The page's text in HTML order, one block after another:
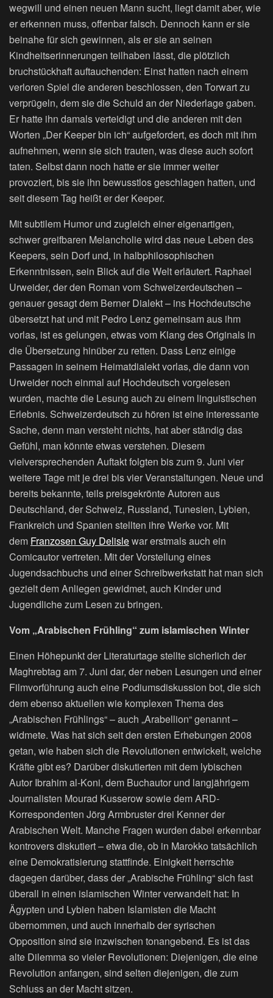
wegwill und einen neuen Mann sucht, liegt damit aber, wie
er erkennen muss, offenbar falsch. Dennoch kann er sie
beinahe für sich gewinnen, als er sie an seinen
Kindheitserinnerungen teilhaben lässt, die plötzlich
bruchstückhaft auftauchenden: Einst hatten nach einem
verloren Spiel die anderen beschlossen, den Torwart zu
verprügeln, dem sie die Schuld an der Niederlage gaben.
Er hatte ihn damals verteidigt und die anderen mit den
Worten „Der Keeper bin ich“ aufgefordert, es doch mit ihm
aufnehmen, wenn sie sich trauten, was diese auch sofort
taten. Selbst dann noch hatte er sie immer weiter
provoziert, bis sie ihn bewusstlos geschlagen hatten, und
seit diesem Tag heißt er der Keeper.
Mit subtilem Humor und zugleich einer eigenartigen,
schwer greifbaren Melancholie wird das neue Leben des
Keepers, sein Dorf und, in halbphilosophischen
Erkenntnissen, sein Blick auf die Welt erläutert. Raphael
Urweider, der den Roman vom Schweizerdeutschen –
genauer gesagt dem Berner Dialekt – ins Hochdeutsche
übersetzt hat und mit Pedro Lenz gemeinsam aus ihm
vorlas, ist es gelungen, etwas vom Klang des Originals in
die Übersetzung hinüber zu retten. Dass Lenz einige
Passagen in seinem Heimatdialekt vorlas, die dann von
Urweider noch einmal auf Hochdeutsch vorgelesen
wurden, machte die Lesung auch zu einem linguistischen
Erlebnis. Schweizerdeutsch zu hören ist eine interessante
Sache, denn man versteht nichts, hat aber ständig das
Gefühl, man könnte etwas verstehen. Diesem
vielversprechenden Auftakt folgten bis zum 9. Juni vier
weitere Tage mit je drei bis vier Veranstaltungen. Neue und
bereits bekannte, teils preisgekrönte Autoren aus
Deutschland, der Schweiz, Russland, Tunesien, Lybien,
Frankreich und Spanien stellten ihre Werke vor. Mit
dem Franzosen Guy Delislewar erstmals auch ein
Comicautor vertreten. Mit der Vorstellung eines
Jugendsachbuchs und einer Schreibwerkstatt hat man sich
gezielt dem Anliegen gewidmet, auch Kinder und
Jugendliche zum Lesen zu bringen.
Vom „Arabischen Frühling“ zum islamischen Winter
Einen Höhepunkt der Literaturtage stellte sicherlich der
Maghrebtag am 7. Juni dar, der neben Lesungen und einer
Filmvorführung auch eine Podiumsdiskussion bot, die sich
dem ebenso aktuellen wie komplexen Thema des
„Arabischen Frühlings“ – auch „Arabellion“ genannt –
widmete. Was hat sich seit den ersten Erhebungen 2008
getan, wie haben sich die Revolutionen entwickelt, welche
Kräfte gibt es? Darüber diskutierten mit dem lybischen
Autor Ibrahim al-Koni, dem Buchautor und langjährigem
Journalisten Mourad Kusserow sowie dem ARD-
Korrespondenten Jörg Armbruster drei Kenner der
Arabischen Welt. Manche Fragen wurden dabei erkennbar
kontrovers diskutiert – etwa die, ob in Marokko tatsächlich
eine Demokratisierung stattfinde. Einigkeit herrschte
dagegen darüber, dass der „Arabische Frühling“ sich fast
überall in einen islamischen Winter verwandelt hat: In
Ägypten und Lybien haben Islamisten die Macht
übernommen, und auch innerhalb der syrischen
Opposition sind sie inzwischen tonangebend. Es ist das
alte Dilemma so vieler Revolutionen: Diejenigen, die eine
Revolution anfangen, sind selten diejenigen, die zum
Schluss an der Macht sitzen.